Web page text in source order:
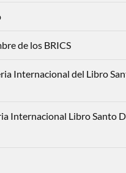
de los BRICS
Internacional del Libro
Internacional Libro Santo